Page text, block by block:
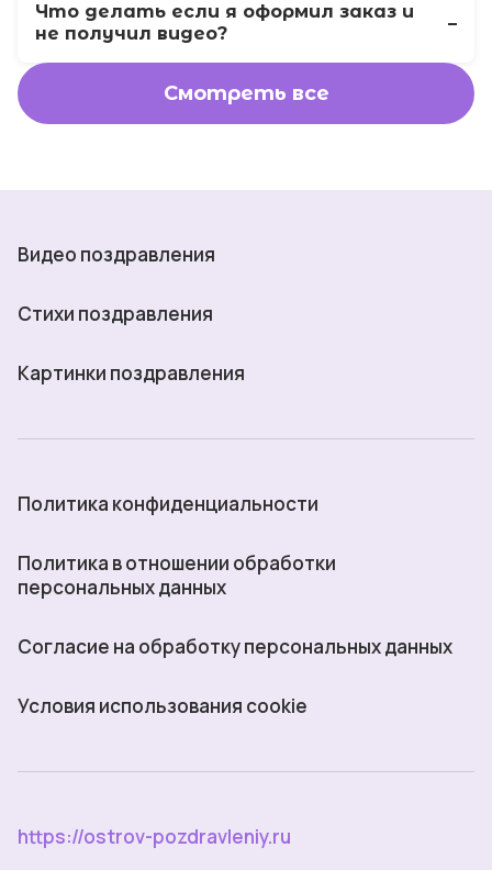
Что делать если я оформил заказ и
не получил видео?
Смотреть все
Видео поздравления
Стихи поздравления
Картинки поздравления
Политика конфиденциальности
Политика в отношении обработки
персональных данных
Согласие на обработку персональных данных
Условия использования cookie
https://ostrov-pozdravleniy.ru